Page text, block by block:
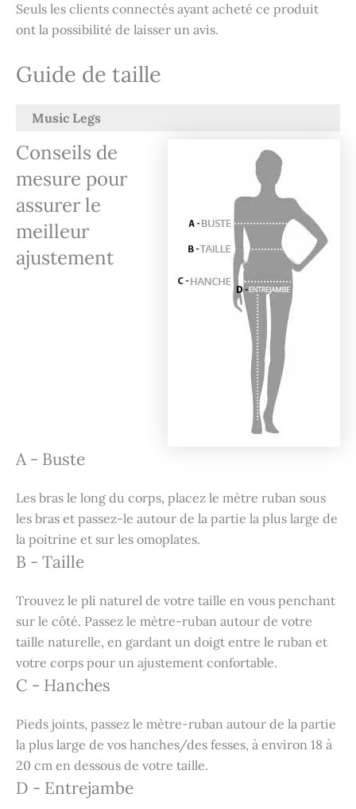
Seuls les clients connectés ayant acheté ce produit
ont la possibilité de laisser un avis.
Guide de taille
Music Legs
Conseils de
mesure pour
assurer le
meilleur
ajustement
A - Buste
Les bras le long du corps, placez le mètre ruban sous
les bras et passez-le autour de la partie la plus large de
la poitrine et sur les omoplates.
B - Taille
Trouvez le pli naturel de votre taille en vous penchant
sur le côté. Passez le mètre-ruban autour de votre
taille naturelle, en gardant un doigt entre le ruban et
votre corps pour un ajustement confortable.
C - Hanches
Pieds joints, passez le mètre-ruban autour de la partie
la plus large de vos hanches/des fesses, à environ 18 à
20 cm en dessous de votre taille.
D - Entrejambe